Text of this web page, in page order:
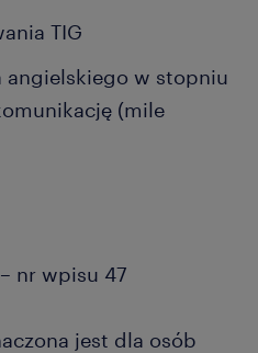
TIG
angielskiego w stopniu
(mile
nr wpisu 47
jest dla osób